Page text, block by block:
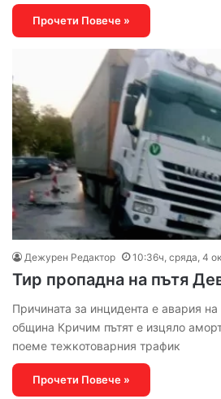
Прочети Повече »
Дежурен Редактор 10:36ч, сряда, 4
Тир пропадна на пътя
Причината за инцидента е авария
община Кричим пътят е изцяло
поеме тежкотоварния трафик
Прочети Повече »